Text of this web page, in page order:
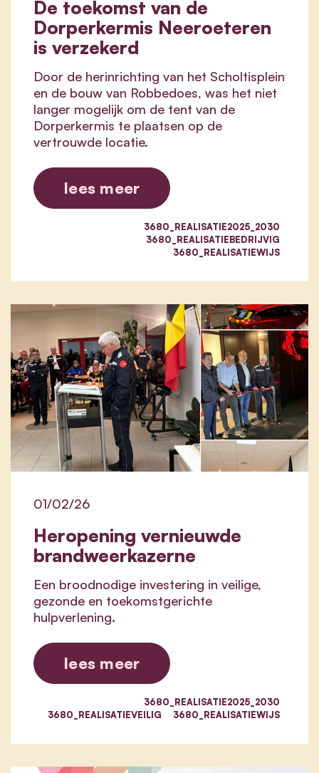
De toekomst van de
Dorperkermis Neeroeteren
is verzekerd
Door de herinrichting van het Scholtisplein
en de bouw van Robbedoes, was het niet
langer mogelijk om de tent van de
Dorperkermis te plaatsen op de
vertrouwde locatie.
lees meer
3680_REALISATIE2025_2030
3680_REALISATIEBEDRIJVIG
3680_REALISATIEWIJS
Heropening vernieuwde
brandweerkazerne
01/02/26
Een broodnodige investering in veilige,
gezonde en toekomstgerichte
hulpverlening.
lees meer
3680_REALISATIE2025_2030
3680_REALISATIEVEILIG
3680_REALISATIEWIJS